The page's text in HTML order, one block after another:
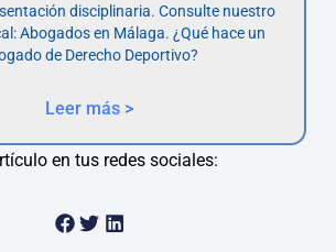
disciplinaria. Consulte nuestro
Abogados en Málaga. ¿Qué hace un
de Derecho Deportivo?
Leer más >
en tus redes sociales: